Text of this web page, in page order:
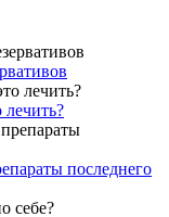
последнего